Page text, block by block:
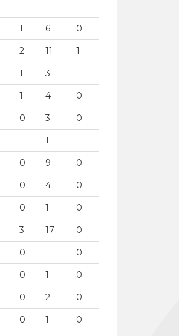
1 6 0
2 11 1
1 3
1 4 0
0 3 0
1
0 9 0
0 4 0
0 1 0
3 17 0
0 0
0 1 0
0 2 0
0 1 0